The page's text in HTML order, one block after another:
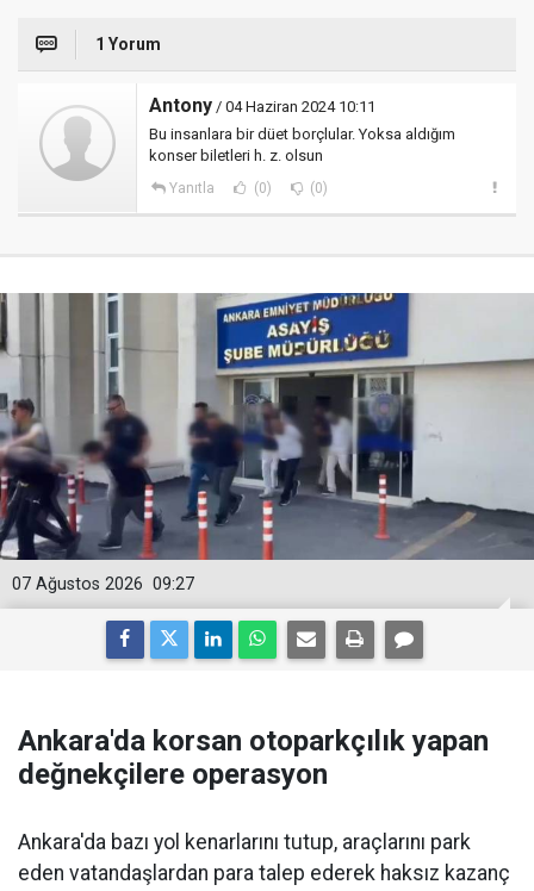
1 Yorum
Antony / 04 Haziran 2024 10:11
Bu insanlara bir düet borçlular. Yoksa aldığım
konser biletleri h. z. olsun
Yanıtla (0) (0)
09:27
07 Ağustos 2026
Ankara'da korsan otoparkçılık yapan
değnekçilere operasyon
Ankara'da bazı yol kenarlarını tutup, araçlarını park
eden vatandaşlardan para talep ederek haksız kazanç